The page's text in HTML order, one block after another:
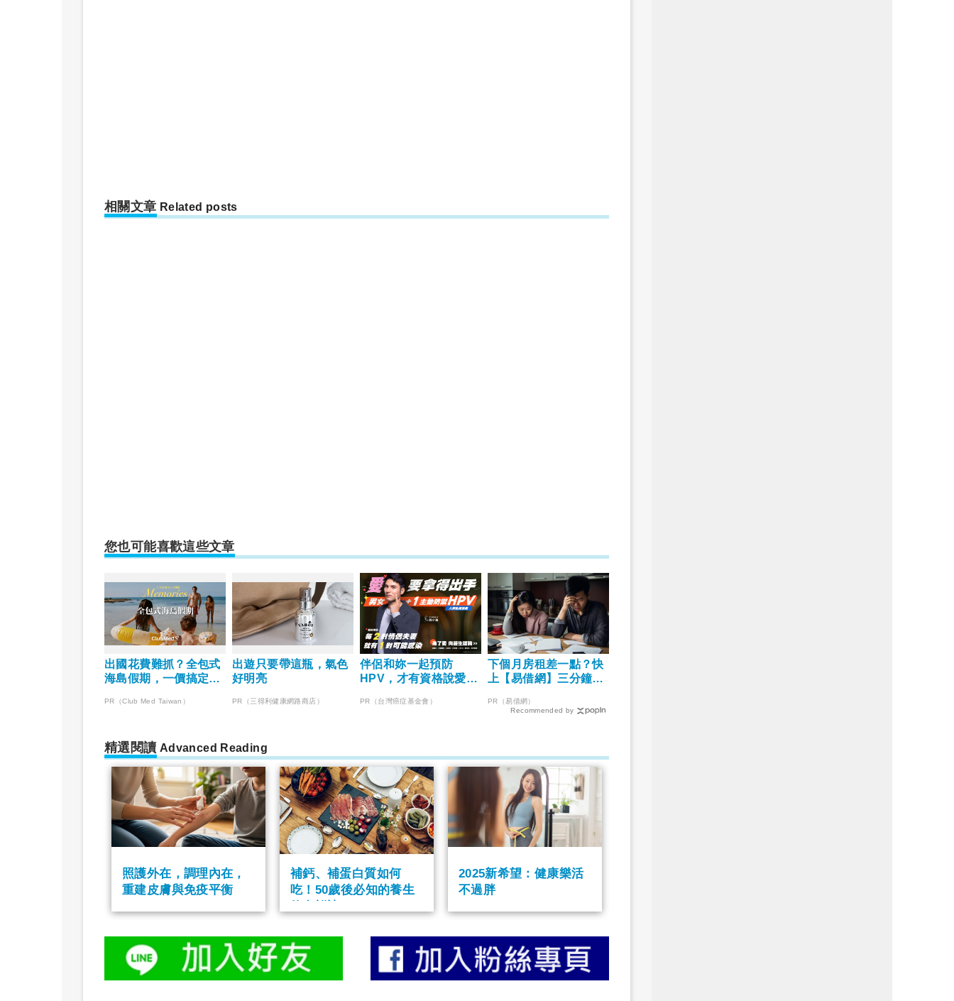
相關文章 Related posts
您也可能喜歡這些文章
出國花費難抓？全包式
海島假期，一價搞定食
PR（Club Med Taiwan）
出遊只要帶這瓶，氣色
好明亮
PR（三得利健康網路商店）
伴侶和妳一起預防
HPV，才有資格說愛
PR（台灣癌症基金會）
下個月房租差一點？快
上【易借網】三分鐘解
PR（易借網）
Recommended by
精選閱讀 Advanced Reading
照護外在，調理內在，
重建皮膚與免疫平衡
補鈣、補蛋白質如何
吃！50歲後必知的養生
2025新希望：健康樂活
不過胖